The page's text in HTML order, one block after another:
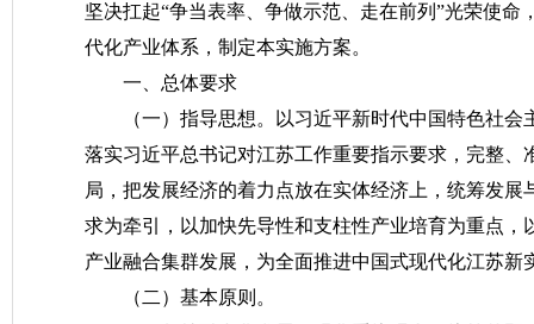
坚决扛起“争当表率、争做示范、走在前列”光荣使
代化产业体系，制定本实施方案。
一、总体要求
（一）指导思想。
以习近平新时代中国特色社
落实习近平总书记对江苏工作重要指示要求，完整
局，把发展经济的着力点放在实体经济上，统筹发
求为牵引，以加快先导性和支柱性产业培育为重点
产业融合集群发展，为全面推进中国式现代化江苏
（二）基本原则。